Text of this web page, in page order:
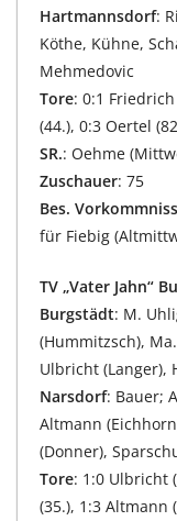
Hartmannsdorf:
Köthe, Kühne,
Mehmedovic
Tore: 0:1
(44.), 0:3 Oertel
SR.: Oehme
Zuschauer: 75
Bes.
für Fiebig
TV „Vater Jahn“
Burgstädt: M.
(Hummitzsch),
Ulbricht (Langer),
Narsdorf: Bauer;
Altmann
(Donner),
Tore: 1:0 Ulbricht
(35.), 1:3 Altmann